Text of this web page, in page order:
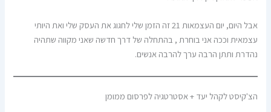
אבל היום, יום העצמאות 21 זה הזמן שלי לחגוג את העסק שלי ואת היותי
עצמאית וככה אני בוחרת , בהתחלה של דרך חדשה שאני מקווה שתהיה
נהדרת ותתן הרבה ערך להרבה אנשים.
הצ'קיסט לקהל יעד + אסטרטגיה לפרסום ממומן